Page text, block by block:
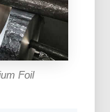
Foil